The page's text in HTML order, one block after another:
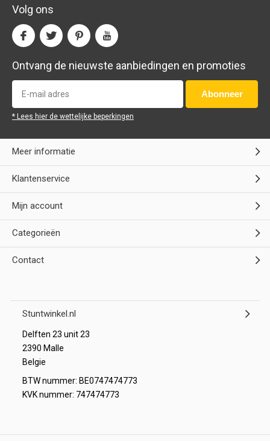
Volg ons
Ontvang de nieuwste aanbiedingen en promoties
Abonneer
* Lees hier de wettelijke beperkingen
Meer informatie
Klantenservice
Mijn account
Categorieën
Contact
Stuntwinkel.nl
Delften 23 unit 23
2390 Malle
Belgie
BTW nummer: BE0747474773
KVK nummer: 747474773